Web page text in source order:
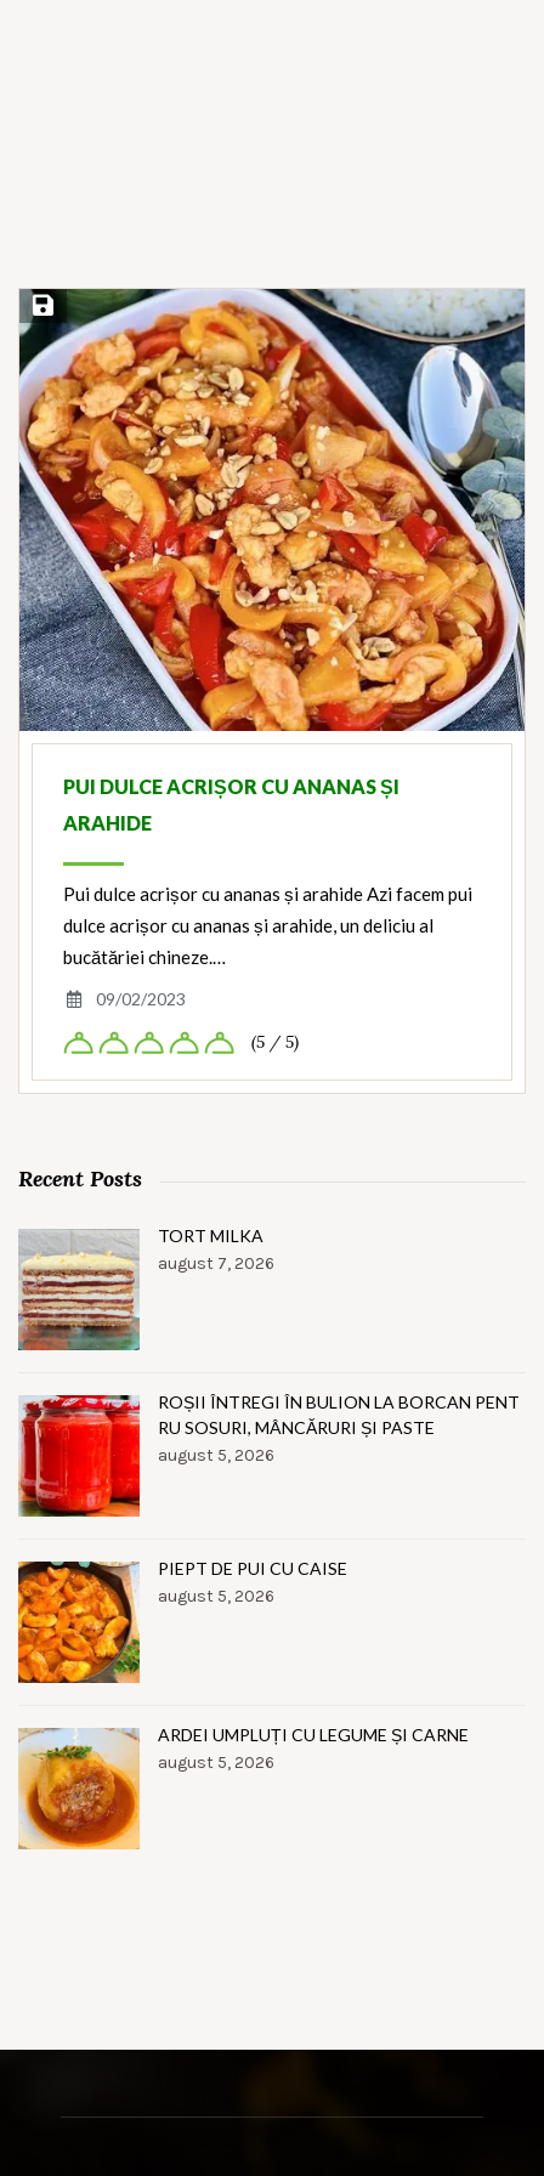
Save Recipe
PUI DULCE ACRIȘOR CU ANANAS ȘI
ARAHIDE
Pui dulce acrișor cu ananas și arahide Azi facem pui
dulce acrișor cu ananas și arahide, un deliciu al
bucătăriei chineze.…
09/02/2023
(5 / 5)
Recent Posts
TORT MILKA
august 7, 2026
ROȘII ÎNTREGI ÎN BULION LA BORCAN PENT
RU SOSURI, MÂNCĂRURI ȘI PASTE
august 5, 2026
PIEPT DE PUI CU CAISE
august 5, 2026
ARDEI UMPLUȚI CU LEGUME ȘI CARNE
august 5, 2026